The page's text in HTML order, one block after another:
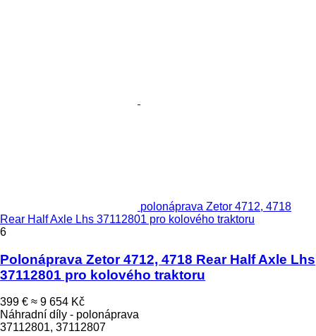
polonáprava Zetor 4712, 4718
Rear Half Axle Lhs 37112801 pro kolového traktoru
6
Polonáprava Zetor 4712, 4718 Rear Half Axle Lhs
37112801 pro kolového traktoru
399 € ≈ 9 654 Kč
Náhradní díly - polonáprava
37112801, 37112807